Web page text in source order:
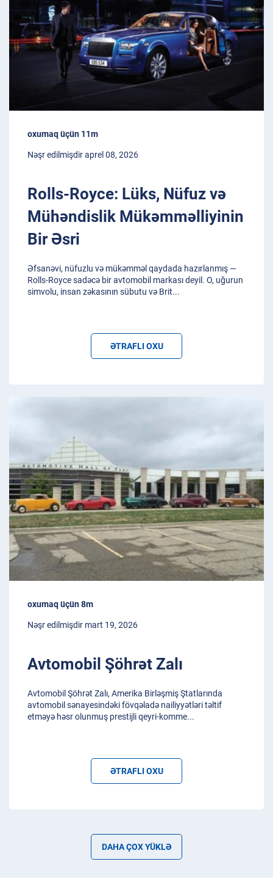
oxumaq üçün 11m
Nəşr edilmişdir aprel 08, 2026
Rolls-Royce: Lüks, Nüfuz və
Mühəndislik Mükəmməlliyinin
Bir Əsri
Əfsanəvi, nüfuzlu və mükəmməl qaydada hazırlanmış —
Rolls-Royce sadəcə bir avtomobil markası deyil. O, uğurun
simvolu, insan zəkasının sübutu və Brit...
ƏTRAFLI OXU
oxumaq üçün 8m
Nəşr edilmişdir mart 19, 2026
Avtomobil Şöhrət Zalı
Avtomobil Şöhrət Zalı, Amerika Birləşmiş Ştatlarında
avtomobil sənayesindəki fövqəladə nailiyyətləri təltif
etməyə həsr olunmuş prestijli qeyri-komme...
ƏTRAFLI OXU
DAHA ÇOX YÜKLƏ